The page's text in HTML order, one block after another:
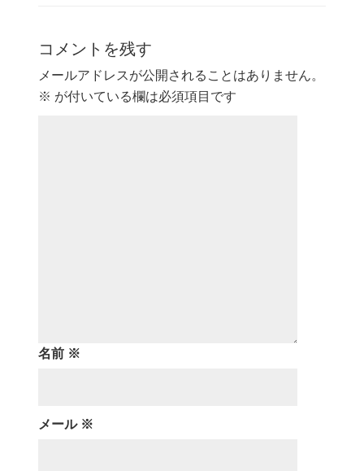
コメントを残す
メールアドレスが公開されることはありません。
※ が付いている欄は必須項目です
名前 ※
メール ※